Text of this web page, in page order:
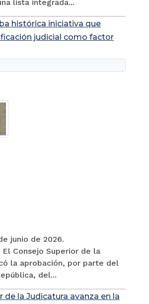
lista integrada...
histórica iniciativa que
judicial como factor
junio de 2026.
El Consejo Superior de la
la aprobación, por parte del
del...
de la Judicatura avanza en la